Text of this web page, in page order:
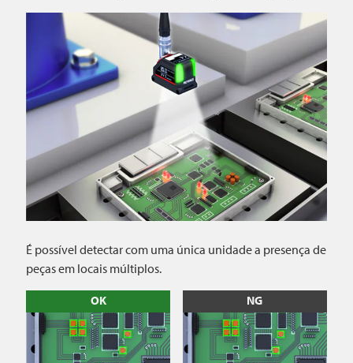
É possível detectar com uma única unidade a presença de
peças em locais múltiplos.
OK NG